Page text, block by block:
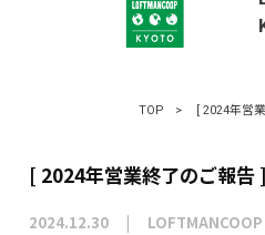
TOP > [ 2024年営
[ 2024年営業終了のご報告 ]
2024.12.30